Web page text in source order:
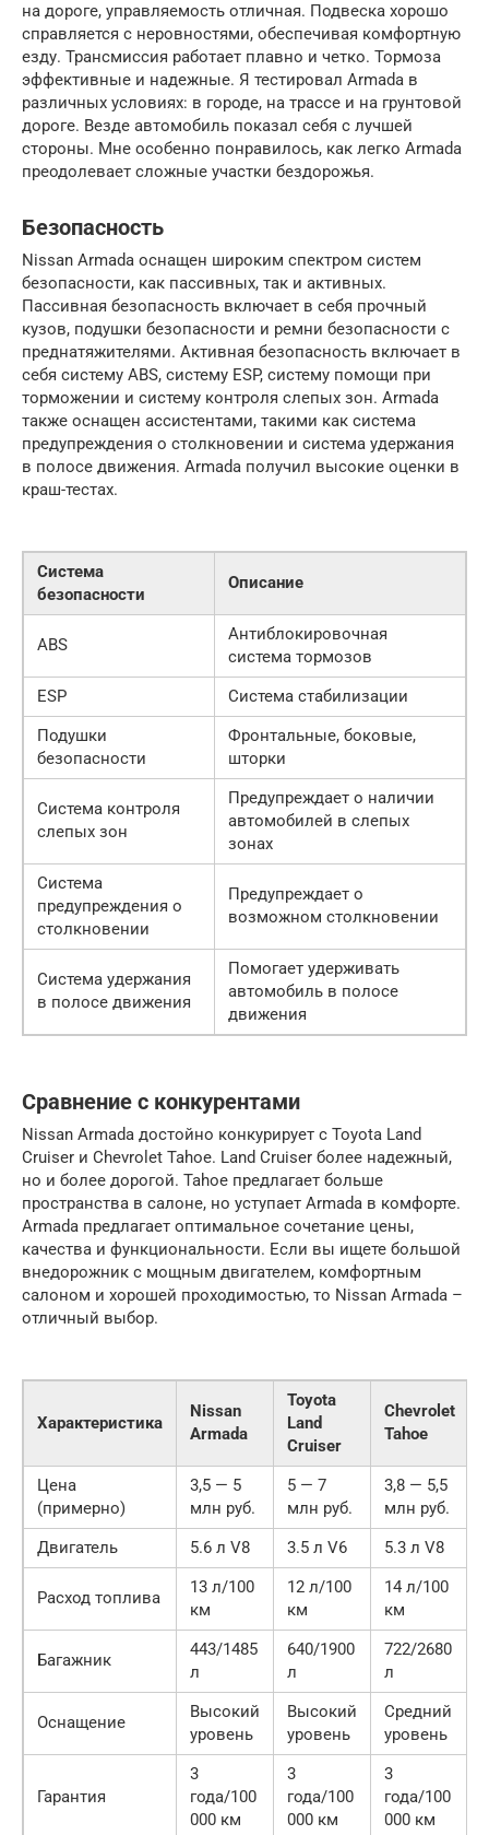
на дороге, управляемость отличная. Подвеска хорошо
справляется с неровностями, обеспечивая комфортную
езду. Трансмиссия работает плавно и четко. Тормоза
эффективные и надежные. Я тестировал Armada в
различных условиях: в городе, на трассе и на грунтовой
дороге. Везде автомобиль показал себя с лучшей
стороны. Мне особенно понравилось, как легко Armada
преодолевает сложные участки бездорожья.
Безопасность
Nissan Armada оснащен широким спектром систем
безопасности, как пассивных, так и активных.
Пассивная безопасность включает в себя прочный
кузов, подушки безопасности и ремни безопасности с
преднатяжителями. Активная безопасность включает в
себя систему ABS, систему ESP, систему помощи при
торможении и систему контроля слепых зон. Armada
также оснащен ассистентами, такими как система
предупреждения о столкновении и система удержания
в полосе движения. Armada получил высокие оценки в
краш-тестах.
Система
безопасности
Описание
ABS
Антиблокировочная
система тормозов
ESP
Система стабилизации
Подушки
безопасности
Фронтальные, боковые,
шторки
Система контроля
слепых зон
Предупреждает о наличии
автомобилей в слепых
зонах
Система
предупреждения о
столкновении
Предупреждает о
возможном столкновении
Система удержания
в полосе движения
Помогает удерживать
автомобиль в полосе
движения
Сравнение с конкурентами
Nissan Armada достойно конкурирует с Toyota Land
Cruiser и Chevrolet Tahoe. Land Cruiser более надежный,
но и более дорогой. Tahoe предлагает больше
пространства в салоне, но уступает Armada в комфорте.
Armada предлагает оптимальное сочетание цены,
качества и функциональности. Если вы ищете большой
внедорожник с мощным двигателем, комфортным
салоном и хорошей проходимостью, то Nissan Armada –
отличный выбор.
Характеристика
Nissan
Armada
Toyota
Land
Cruiser
Chevrolet
Tahoe
Цена
(примерно)
3,5 — 5
млн руб.
5 — 7
млн руб.
3,8 — 5,5
млн руб.
Двигатель
5.6 л V8 3.5 л V6 5.3 л V8
Расход топлива
13 л/100
км
12 л/100
км
14 л/100
км
Багажник
443/1485
л
640/1900
л
722/2680
л
Оснащение
Высокий
уровень
Высокий
уровень
Средний
уровень
Гарантия
3
года/100
000 км
3
года/100
000 км
3
года/100
000 км